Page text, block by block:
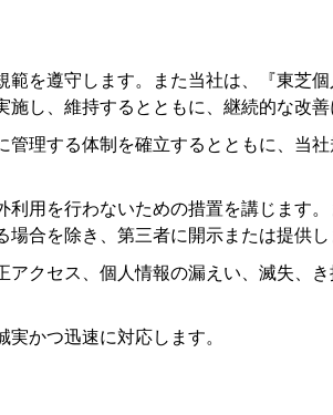
を遵守します。また当社は、『東芝
し、維持するとともに、継続的な改善
理する体制を確立するとともに、当
用を行わないための措置を講じます
合を除き、第三者に開示または提供し
クセス、個人情報の漏えい、滅失、
かつ迅速に対応します。